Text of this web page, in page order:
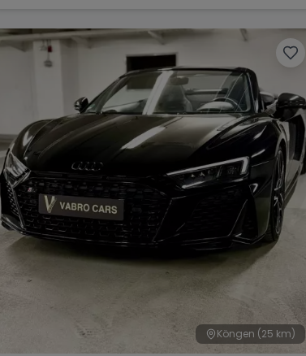
Köngen (25 km)